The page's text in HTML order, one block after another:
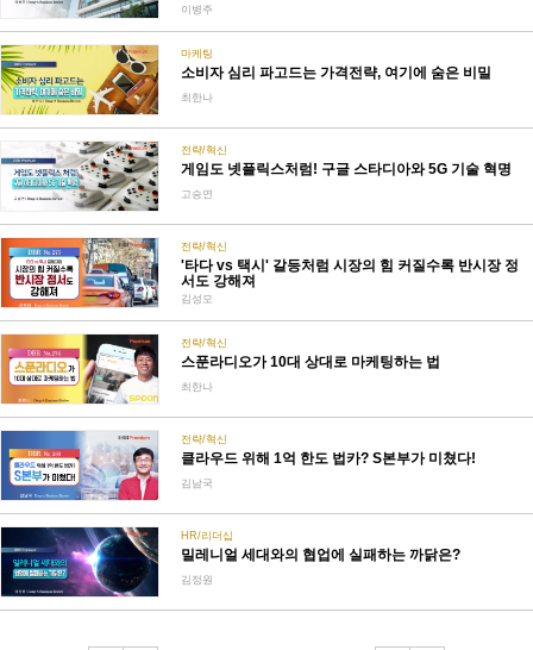
이병주
마케팅
소비자 심리 파고드는 가격전략, 여기에 숨은 비밀
최한나
전략/혁신
게임도 넷플릭스처럼! 구글 스타디아와 5G 기술 혁명
고승연
전략/혁신
'타다 vs 택시' 갈등처럼 시장의 힘 커질수록 반시장 정
서도 강해져
김성모
전략/혁신
스푼라디오가 10대 상대로 마케팅하는 법
최한나
전략/혁신
클라우드 위해 1억 한도 법카? S본부가 미쳤다!
김남국
HR/리더십
밀레니얼 세대와의 협업에 실패하는 까닭은?
김정원